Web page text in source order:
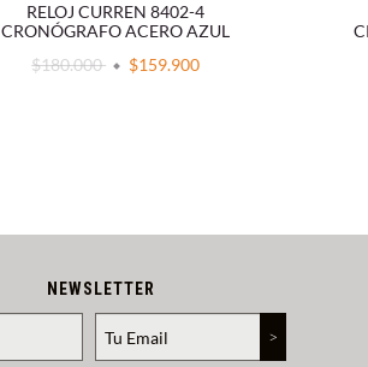
RELOJ CURREN 8402-4
CRONÓGRAFO ACERO AZUL
$180.000
$159.900
NEWSLETTER